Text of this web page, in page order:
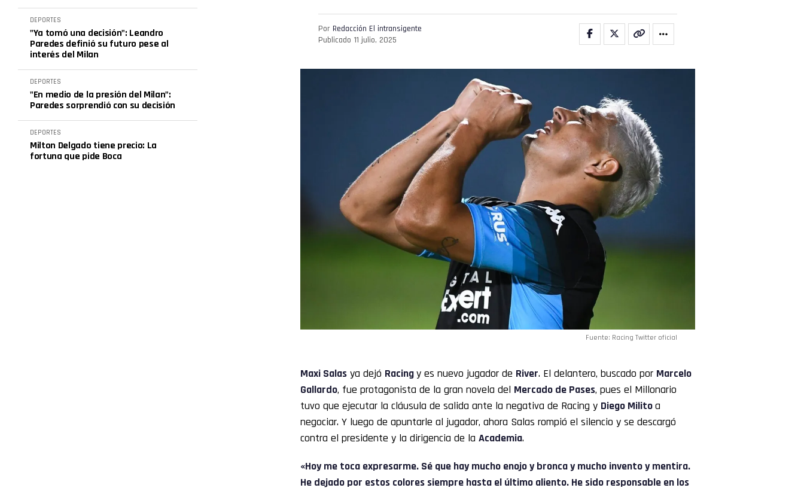
DEPORTES
"Ya tomó una decisión": Leandro
Paredes definió su futuro pese al
interés del Milan
DEPORTES
"En medio de la presión del Milan":
Paredes sorprendió con su decisión
DEPORTES
Milton Delgado tiene precio: La
fortuna que pide Boca
Por Redacción El intransigente
Publicado 11 julio, 2025
Fuente: Racing Twitter oficial
Maxi Salas ya dejó Racingy es nuevo jugador de River. El delantero, buscado por Marcelo
Gallardo, fue protagonista de la gran novela del Mercado de Pases, pues el Millonario
tuvo que ejecutar la cláusula de salida ante la negativa de Racing y Diego Militoa
negociar. Y luego de apuntarle al jugador, ahora Salas rompió el silencio y se descargó
contra el presidente y la dirigencia de la Academia.
«Hoy me toca expresarme. Sé que hay mucho enojo y bronca y mucho invento y mentira.
He dejado por estos colores siempre hasta el último aliento. He sido responsable en los